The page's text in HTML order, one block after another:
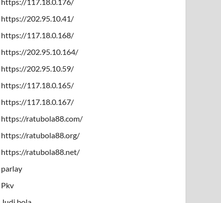
https://202.95.10.41/
https://117.18.0.168/
https://202.95.10.164/
https://202.95.10.59/
https://117.18.0.165/
https://117.18.0.167/
https://ratubola88.com/
https://ratubola88.org/
https://ratubola88.net/
parlay
Pkv